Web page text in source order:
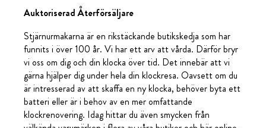
Auktoriserad Återförsäljare
Stjärnurmakarna är en rikstäckande butikskedja som har
funnits i över 100 år. Vi har ett arv att vårda. Därför bryr
vi oss om dig och din klocka över tid. Det innebär att vi
gärna hjälper dig under hela din klockresa. Oavsett om du
är intresserad av att skaffa en ny klocka, behöver byta ett
batteri eller är i behov av en mer omfattande
klockrenovering. Idag hittar du även smycken från